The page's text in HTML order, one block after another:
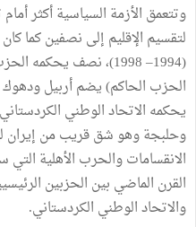
وتتعمق الأزمة السياسيةأكثرأمام
لتقسيم الإقليم إلى نصفينكماكان
(
1994–
1998
)،نصف يحكمه
الحزب الحاكم)يضمأربيلودهوك
يحكمه الاتحادالوطني الكردستاني
وحلبجةوهوشققريبمن إيران
الانقساماتوالحرب الأهلية التي
القرن الماضي بين الحزبين
والاتحادالوطني الكردستاني.